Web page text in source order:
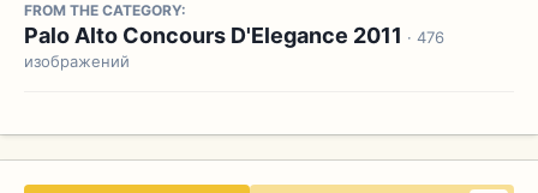
FROM THE CATEGORY:
Palo Alto Concours D'Elegance 2011 · 476
изображений